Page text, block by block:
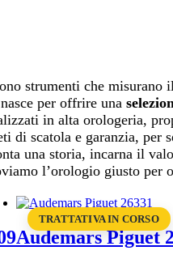
strumenti che misurano
per offrire una
in alta orologeria,
di scatola e garanzia, per
una storia, incarna il
l’orologio giusto per
TRATTATIVA IN CORSO
Audemars Piguet